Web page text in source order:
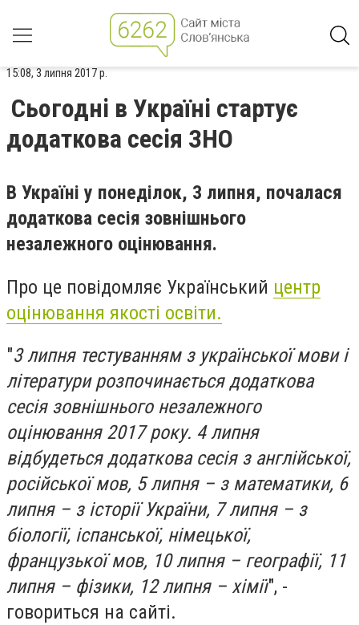
15:08, 3 липня 2017 р.
Сьогодні в Україні стартує
додаткова сесія ЗНО
В Україні у понеділок, 3 липня, почалася
додаткова сесія зовнішнього
незалежного оцінювання.
Про це повідомляє Український центр
оцінювання якості освіти.
"3 липня тестуванням з української мови і
літератури розпочинається додаткова
сесія зовнішнього незалежного
оцінювання 2017 року. 4 липня
відбудеться додаткова сесія з англійської,
російської мов, 5 липня – з математики, 6
липня – з історії України, 7 липня – з
біології, іспанської, німецької,
французької мов, 10 липня – географії, 11
липня – фізики, 12 липня – хімії", -
говориться на сайті.